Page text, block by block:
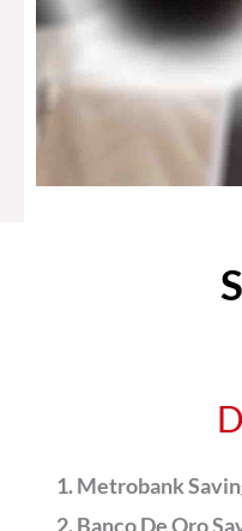
Metrobank
Banco De Oro